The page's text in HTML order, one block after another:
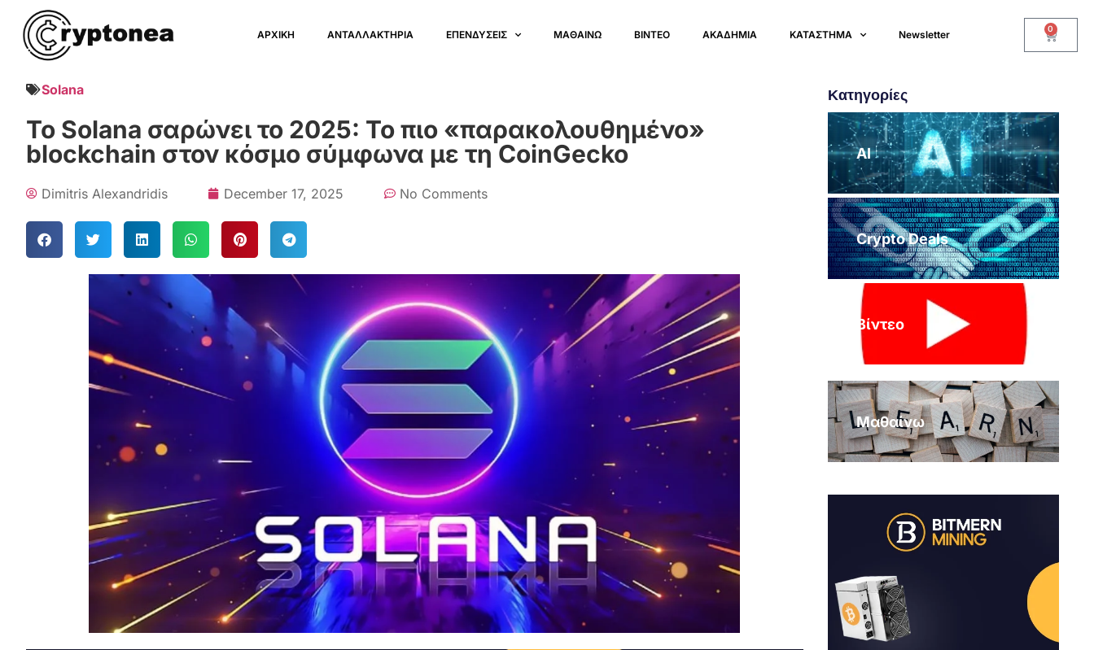
ΑΡΧΙΚΗ ΑΝΤΑΛΛΑΚΤΗΡΙΑ ΕΠΕΝΔΥΣΕΙΣ ΜΑΘΑΙΝΩ ΒΙΝΤΕΟ ΑΚΑΔΗΜΙΑ ΚΑΤΑΣΤΗΜΑ Newsletter 0
Solana
Το Solana σαρώνει το 2025: Το πιο «παρακολουθημένο»
blockchain στον κόσμο σύμφωνα με τη CoinGecko
Dimitris Alexandridis December 17, 2025 No Comments
Κατηγορίες
AI
Crypto Deals
Βίντεο
Μαθαίνω